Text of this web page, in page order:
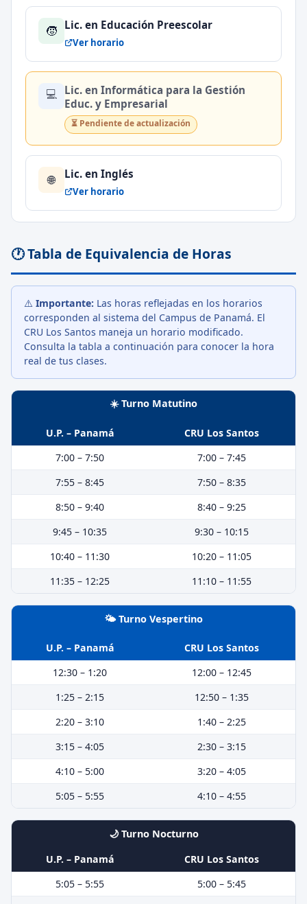
🧒 Lic. en Educación Preescolar
Ver horario
💻
Lic. en Informática para la Gestión
Educ. y Empresarial
⏳ Pendiente de actualización
🌐 Lic. en Inglés
Ver horario
🕐 Tabla de Equivalencia de Horas
⚠️ Importante: Las horas reflejadas en los horarios
corresponden al sistema del Campus de Panamá. El
CRU Los Santos maneja un horario modificado.
Consulta la tabla a continuación para conocer la hora
real de tus clases.
☀️ Turno Matutino
U.P. – Panamá
CRU Los Santos
7:00 – 7:50
7:00 – 7:45
7:55 – 8:45
7:50 – 8:35
8:50 – 9:40
8:40 – 9:25
9:45 – 10:35
9:30 – 10:15
10:40 – 11:30
10:20 – 11:05
11:35 – 12:25
11:10 – 11:55
🌤️ Turno Vespertino
U.P. – Panamá
CRU Los Santos
12:30 – 1:20
12:00 – 12:45
1:25 – 2:15
12:50 – 1:35
2:20 – 3:10
1:40 – 2:25
3:15 – 4:05
2:30 – 3:15
4:10 – 5:00
3:20 – 4:05
5:05 – 5:55
4:10 – 4:55
🌙 Turno Nocturno
U.P. – Panamá
CRU Los Santos
5:05 – 5:55
5:00 – 5:45